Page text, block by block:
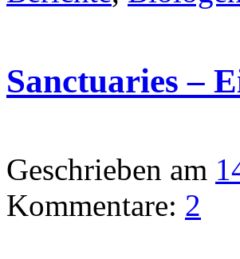
Sanctuaries –
Geschrieben am
Kommentare: 2